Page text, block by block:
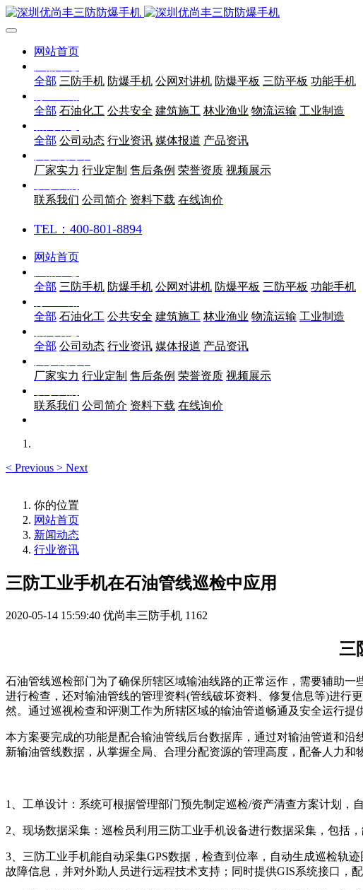
网站首页
全部 三防手机 防爆手机 公网对讲机 防爆平板 三防平板 功能手机
全部 石油化工 公共安全 建筑施工 林业渔业 物流运输 工业制造
全部 公司动态 行业资讯 媒体报道 产品资讯
厂家实力 行业定制 售后条例 荣誉资质 视频展示
联系我们 公司简介 资料下载 在线询价
TEL：400-801-8894
网站首页
全部 三防手机 防爆手机 公网对讲机 防爆平板 三防平板 功能手机
全部 石油化工 公共安全 建筑施工 林业渔业 物流运输 工业制造
全部 公司动态 行业资讯 媒体报道 产品资讯
厂家实力 行业定制 售后条例 荣誉资质 视频展示
联系我们 公司简介 资料下载 在线询价
< Previous > Next
你的位置
网站首页
新闻动态
行业资讯
三防工业手机在石油管线巡检中应用
2020-05-14 15:59:40 优尚丰三防手机 1162
三
石油管线巡检部门为了确保所辖区域输油线路的正常运作，需要辅助
进行检查，还对输油管线的管理资料(管线破坏资料、修复信息等)进行
然。通过巡视检查和评测工作为所辖区域的输油管道畅通及安全运行提
本方案要完成的功能是配合输油管线后台数据库，通过对输油管道和
新输油管线数据，从掌握全局、合理分配资源的管理高度，配备人力
1、工单设计：系统可根据管理部门预先制定巡检/资产清查方案计划，
2、现场数据采集：巡检员利用三防工业手机设备进行数据采集，包括
3、三防工业手机能自动采集GPS数据，检查到位率，自动生成巡检轨
故障信息，并对外勤人员进行远程技术支持；同时提供GIS系统接口，